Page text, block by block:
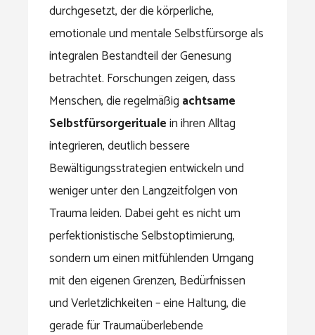
durchgesetzt, der die körperliche,
emotionale und mentale Selbstfürsorge als
integralen Bestandteil der Genesung
betrachtet. Forschungen zeigen, dass
Menschen, die regelmäßig achtsame
Selbstfürsorgeritualein ihren Alltag
integrieren, deutlich bessere
Bewältigungsstrategien entwickeln und
weniger unter den Langzeitfolgen von
Trauma leiden. Dabei geht es nicht um
perfektionistische Selbstoptimierung,
sondern um einen mitfühlenden Umgang
mit den eigenen Grenzen, Bedürfnissen
und Verletzlichkeiten – eine Haltung, die
gerade für Traumaüberlebende